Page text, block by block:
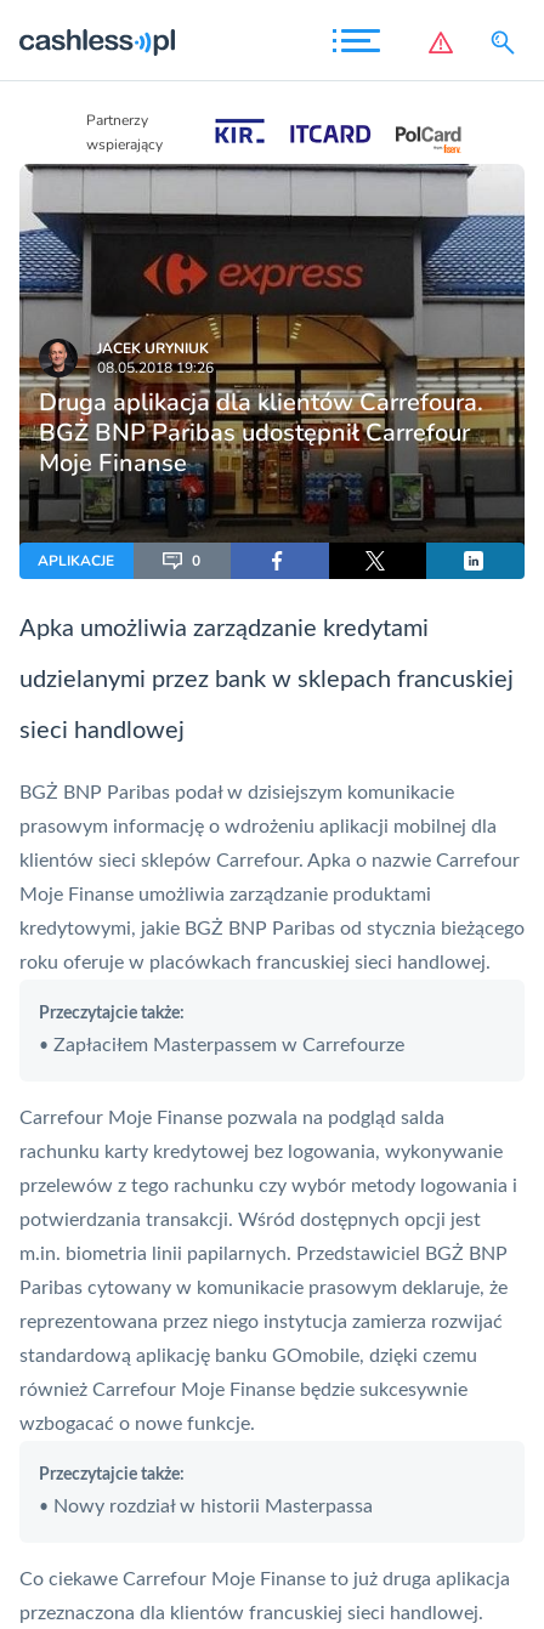
Partnerzy
wspierający
JACEK URYNIUK
08.05.2018 19:26
Druga aplikacja dla klientów Carrefoura.
BGŻ BNP Paribas udostępnił Carrefour
Moje Finanse
APLIKACJE 0
Apka umożliwia zarządzanie kredytami
udzielanymi przez bank w sklepach francuskiej
sieci handlowej
BGŻ BNP Paribas podał w dzisiejszym komunikacie
prasowym informację o wdrożeniu aplikacji mobilnej dla
klientów sieci sklepów Carrefour. Apka o nazwie Carrefour
Moje Finanse umożliwia zarządzanie produktami
kredytowymi, jakie BGŻ BNP Paribas od stycznia bieżącego
roku oferuje w placówkach francuskiej sieci handlowej.
Przeczytajcie także:
• Zapłaciłem Masterpassem w Carrefourze
Carrefour Moje Finanse pozwala na podgląd salda
rachunku karty kredytowej bez logowania, wykonywanie
przelewów z tego rachunku czy wybór metody logowania i
potwierdzania transakcji. Wśród dostępnych opcji jest
m.in. biometria linii papilarnych. Przedstawiciel BGŻ BNP
Paribas cytowany w komunikacie prasowym deklaruje, że
reprezentowana przez niego instytucja zamierza rozwijać
standardową aplikację banku GOmobile, dzięki czemu
również Carrefour Moje Finanse będzie sukcesywnie
wzbogacać o nowe funkcje.
Przeczytajcie także:
• Nowy rozdział w historii Masterpassa
Co ciekawe Carrefour Moje Finanse to już druga aplikacja
przeznaczona dla klientów francuskiej sieci handlowej.